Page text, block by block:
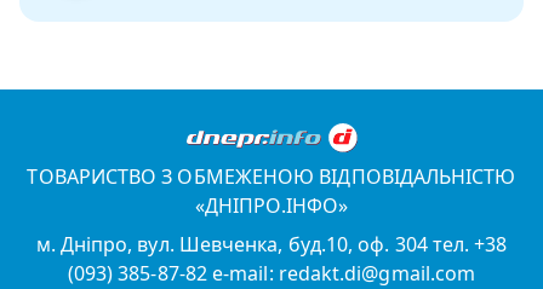
ТОВАРИСТВО З ОБМЕЖЕНОЮ ВІДПОВІДАЛЬНІСТЮ
«ДНІПРО.ІНФО»
м. Дніпро, вул. Шевченка, буд.10, оф. 304 тел. +38
(093) 385-87-82 e-mail: redakt.di@gmail.com